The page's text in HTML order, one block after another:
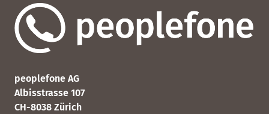
peoplefone AG
Albisstrasse 107
CH-8038 Zürich